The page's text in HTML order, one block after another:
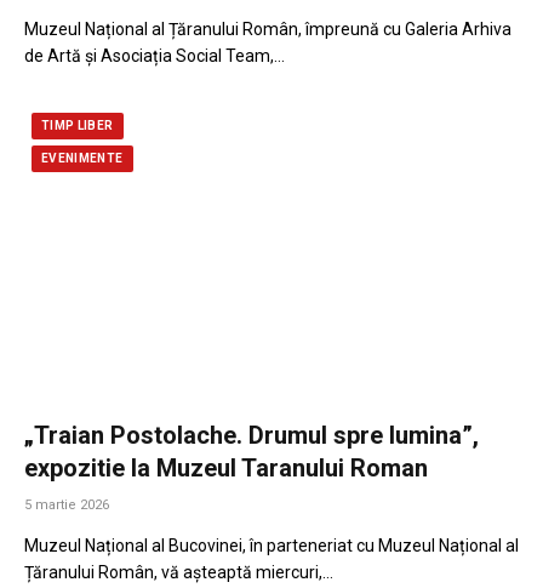
Muzeul Național al Țăranului Român, împreună cu Galeria Arhiva
de Artă și Asociația Social Team,…
TIMP LIBER
EVENIMENTE
„Traian Postolache. Drumul spre lumina”,
expozitie la Muzeul Taranului Roman
5 martie 2026
Muzeul Național al Bucovinei, în parteneriat cu Muzeul Național al
Țăranului Român, vă așteaptă miercuri,…